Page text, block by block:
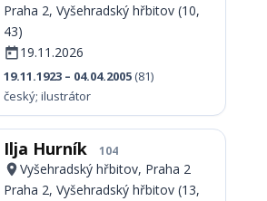
Praha 2, Vyšehradský hřbitov (10,
43)
19.11.2026
19.11.1923 – 04.04.2005 (81)
český; ilustrátor
Ilja Hurník 104
Vyšehradský hřbitov, Praha 2
Praha 2, Vyšehradský hřbitov (13,